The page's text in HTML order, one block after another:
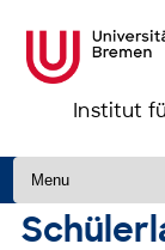
Institut
Zum Inhalt